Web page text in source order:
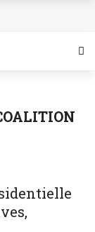
jeunes filles
pour un